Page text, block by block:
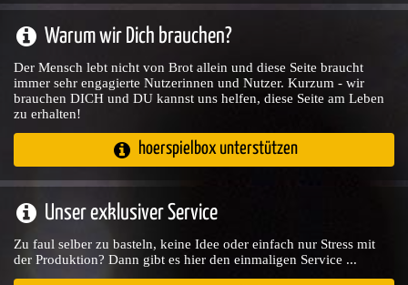
Warum wir Dich brauchen?
Der Mensch lebt nicht von Brot allein und diese Seite braucht
immer sehr engagierte Nutzerinnen und Nutzer. Kurzum - wir
brauchen DICH und DU kannst uns helfen, diese Seite am Leben
zu erhalten!
hoerspielbox unterstützen
Unser exklusiver Service
Zu faul selber zu basteln, keine Idee oder einfach nur Stress mit
der Produktion? Dann gibt es hier den einmaligen Service ...